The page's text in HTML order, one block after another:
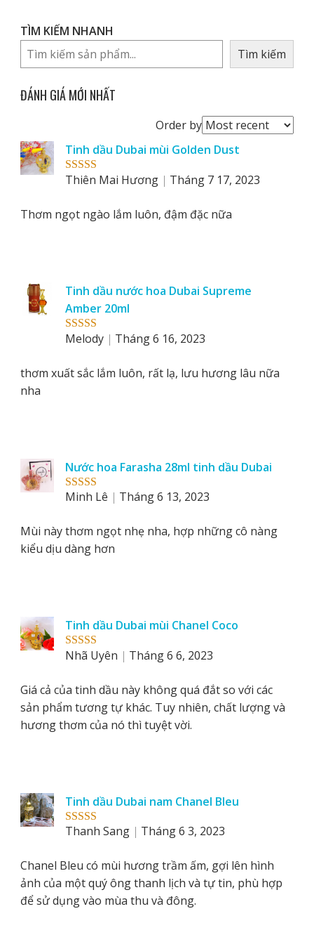
TÌM KIẾM NHANH
Tìm kiếm
ĐÁNH GIÁ MỚI NHẤT
Order byOrder
by
Rated5 out
Tinh dầu Dubai mùi Golden Dust
Thiên Mai Hương
Tháng 7 17, 2023
Thơm ngọt ngào lắm luôn, đậm đặc nữa
Rated5out
Tinh dầu nước hoa Dubai Supreme
Amber 20ml
Melody
Tháng 6 16, 2023
thơm xuất sắc lắm luôn, rất lạ, lưu hương lâu nữa
nha
Rated 5out
Nước hoa Farasha 28ml tinh dầu Dubai
Minh Lê
Tháng 6 13, 2023
Mùi này thơm ngọt nhẹ nha, hợp những cô nàng
kiểu dịu dàng hơn
Rated5out
Tinh dầu Dubai mùi Chanel Coco
Nhã Uyên
Tháng 6 6, 2023
Giá cả của tinh dầu này không quá đắt so với các
sản phẩm tương tự khác. Tuy nhiên, chất lượng và
hương thơm của nó thì tuyệt vời.
Rated5out
Tinh dầu Dubai nam Chanel Bleu
Thanh Sang
Tháng 6 3, 2023
Chanel Bleu có mùi hương trầm ấm, gợi lên hình
ảnh của một quý ông thanh lịch và tự tin, phù hợp
để sử dụng vào mùa thu và đông.